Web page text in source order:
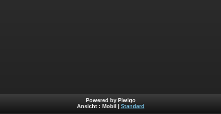
Powered by Piwigo
Ansicht : Mobil Standard